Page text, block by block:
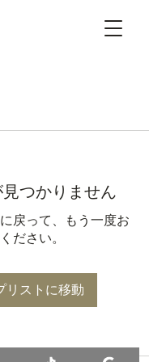
つかりません
戻って、もう一度お
ださい。
リストに移動